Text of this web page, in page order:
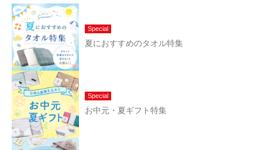
Special
夏におすすめのタオル特集
Special
お中元・夏ギフト特集